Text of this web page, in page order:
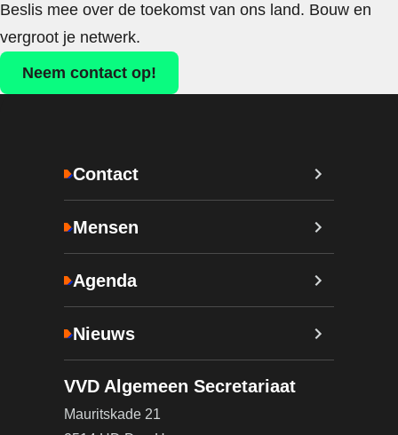
Beslis mee over de toekomst van ons land. Bouw en
vergroot je netwerk.
Neem contact op!
Contact
Mensen
Agenda
Nieuws
VVD Algemeen Secretariaat
Mauritskade 21